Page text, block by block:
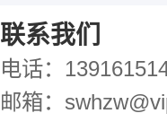
联系我们
电话：
邮箱：